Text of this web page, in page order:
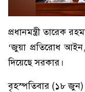
প্রধানমন্ত্রী তারেক
‘জুয়া প্রতিরোধ
দিয়েছে সরকার।
বৃহস্পতিবার (১৮ জুন)